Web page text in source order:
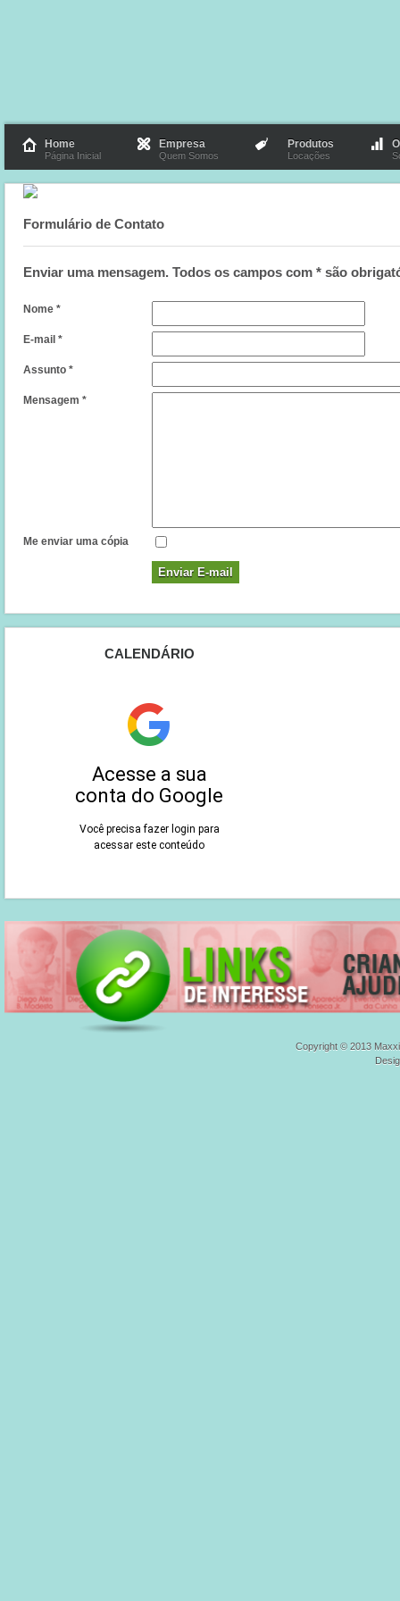
Home
Página Inicial
Empresa
Quem Somos
Produtos
Locações
Formulário de Contato
Enviar uma mensagem. Todos os campos com * são
Nome *
E-mail *
Assunto *
Mensagem *
Me enviar uma cópia
Enviar E-mail
CALENDÁRIO
Copyright © 2013